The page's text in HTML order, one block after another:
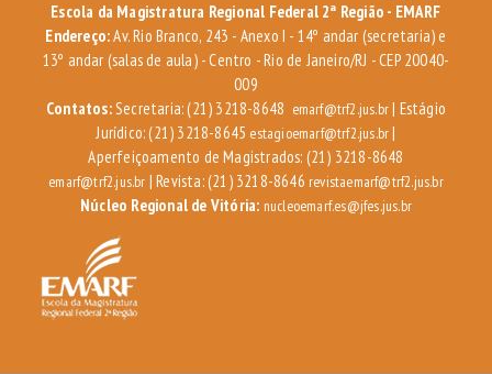
Escola da Magistratura Regional Federal 2ª Região - EMARF
Endereço:Av. Rio Branco, 243 - Anexo I - 14º andar (secretaria) e
13º andar (salas de aula) - Centro - Rio de Janeiro/RJ - CEP 20040-
009
Contatos:Secretaria: (21) 3218-8648 emarf@trf2.jus.br| Estágio
Jurídico: (21) 3218-8645 estagioemarf@trf2.jus.br|
Aperfeiçoamento de Magistrados: (21) 3218-8648
emarf@trf2.jus.br | Revista: (21) 3218-8646 revistaemarf@trf2.jus.br
Núcleo Regional de Vitória: nucleoemarf.es@jfes.jus.br